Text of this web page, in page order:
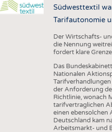
Südwesttextil
Tarifautonomie
Der Wirtschafts-
die Nennung
fordert klare
Das
Nationalen
der Anforderung
Richtlinie, wonach
tarifvertraglichen
einen ebensolchen
Deutschland kam
Arbeitsmarkt- und